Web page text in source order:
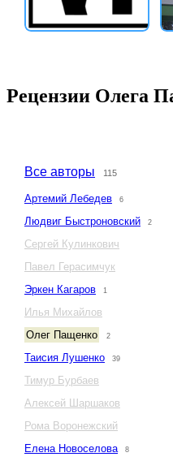
Рецензии Олега
Все авторы 115
Артемий Лебедев 6
Людвиг Быстроновский 2
Сергей Кулинкович
Павел Герасимчук
Эркен Кагаров
1
Илья Михайлов
Олег Пащенко
2
Таисия Лушенко 39
Тимур Бурбаев
Алексей Шаршаков
Рома Воронежский
Елена Новоселова
8